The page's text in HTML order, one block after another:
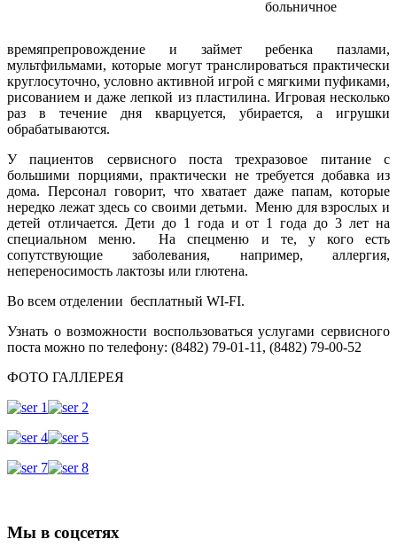
больничное
времяпрепровождение и займет ребенка пазлами,
мультфильмами, которые могут транслироваться практически
круглосуточно, условно активной игрой с мягкими пуфиками,
рисованием и даже лепкой из пластилина. Игровая несколько
раз в течение дня кварцуется, убирается, а игрушки
обрабатываются.
У пациентов сервисного поста трехразовое питание с
большими порциями, практически не требуется добавка из
дома. Персонал говорит, что хватает даже папам, которые
нередко лежат здесь со своими детьми. Меню для взрослых и
детей отличается. Дети до 1 года и от 1 года до 3 лет на
специальном меню. На спецменю и те, у кого есть
сопутствующие заболевания, например, аллергия,
непереносимость лактозы или глютена.
Во всем отделении бесплатный WI-FI.
Узнать о возможности воспользоваться услугами сервисного
поста можно по телефону: (8482) 79-01-11, (8482) 79-00-52
ФОТО ГАЛЛЕРЕЯ
Мы в соцсетях